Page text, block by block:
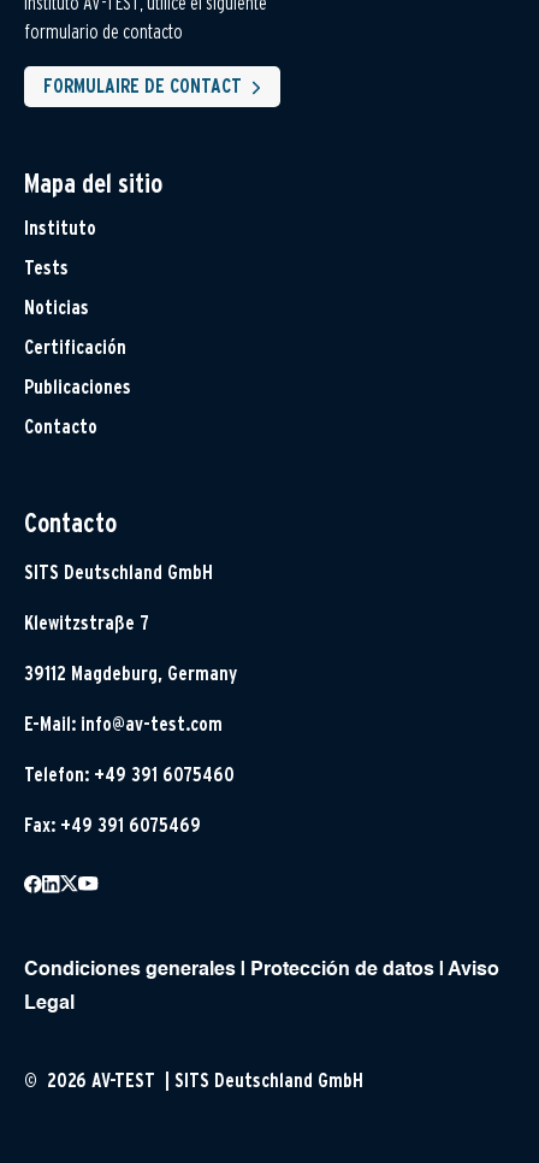
formulario de contacto
FORMULAIRE DE CONTACT
Mapa del sitio
Instituto
Tests
Noticias
Certificación
Publicaciones
Contacto
Contacto
SITS Deutschland GmbH
Klewitzstraße 7
39112 Magdeburg, Germany
E-Mail: info@av-test.com
Telefon: +49 391 6075460
Fax: +49 391 6075469
Condiciones generales | Protección de datos | Aviso
Legal
© 2026 AV-TEST | SITS Deutschland GmbH